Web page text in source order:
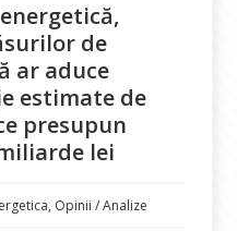
de
ar aduce
estimate de
presupun
lei
, Opinii / Analize